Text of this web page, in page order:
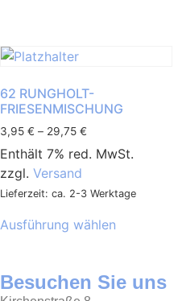
62 RUNGHOLT-
FRIESENMISCHUNG
3,95 € – 29,75 €
Enthält 7% red. MwSt.
zzgl. Versand
Lieferzeit: ca. 2-3 Werktage
Ausführung wählen
Besuchen Sie uns